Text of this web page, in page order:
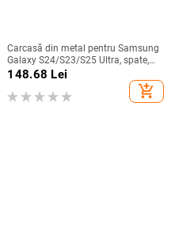
Carcasă din metal pentru Samsung
Galaxy S24/S23/S25 Ultra, spate,
prelucrată, personalizabilă, disipare
căldură, anti-cadere, anti-amprentă
148.68 Lei
add_shopping_cart